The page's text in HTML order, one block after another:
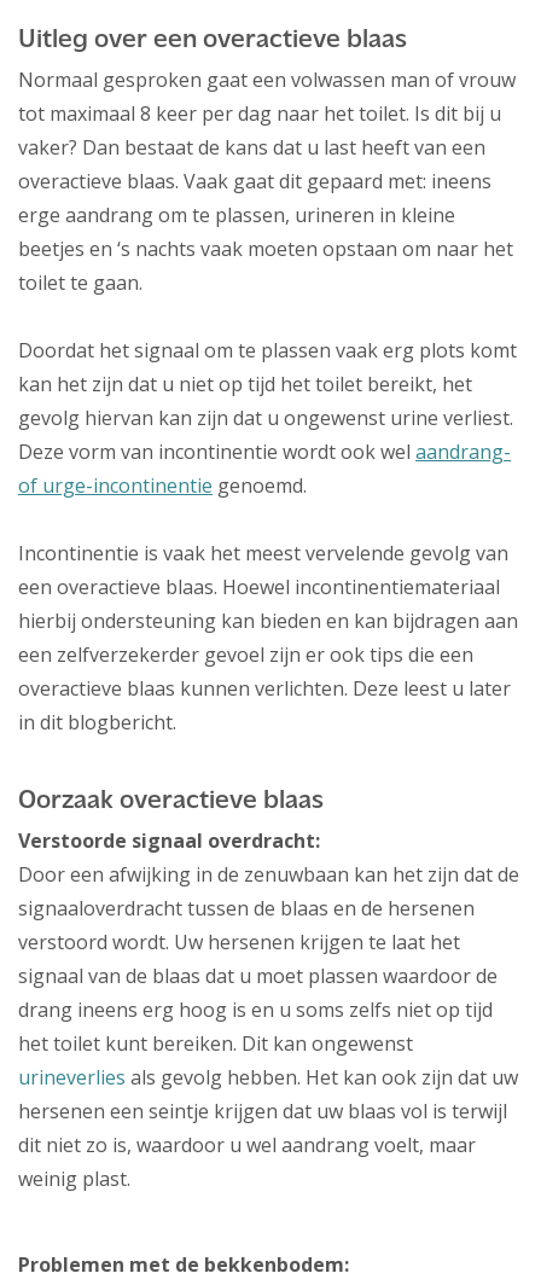
Uitleg over een overactieve blaas
Normaal gesproken gaat een volwassen man of vrouw
tot maximaal 8 keer per dag naar het toilet. Is dit bij u
vaker? Dan bestaat de kans dat u last heeft van een
overactieve blaas. Vaak gaat dit gepaard met: ineens
erge aandrang om te plassen, urineren in kleine
beetjes en ‘s nachts vaak moeten opstaan om naar het
toilet te gaan.
Doordat het signaal om te plassen vaak erg plots komt
kan het zijn dat u niet op tijd het toilet bereikt, het
gevolg hiervan kan zijn dat u ongewenst urine verliest.
Deze vorm van incontinentie wordt ook wel aandrang-
of urge-incontinentie genoemd.
Incontinentie is vaak het meest vervelende gevolg van
een overactieve blaas. Hoewel incontinentiemateriaal
hierbij ondersteuning kan bieden en kan bijdragen aan
een zelfverzekerder gevoel zijn er ook tips die een
overactieve blaas kunnen verlichten. Deze leest u later
in dit blogbericht.
Oorzaak overactieve blaas
Verstoorde signaal overdracht:
Door een afwijking in de zenuwbaan kan het zijn dat de
signaaloverdracht tussen de blaas en de hersenen
verstoord wordt. Uw hersenen krijgen te laat het
signaal van de blaas dat u moet plassen waardoor de
drang ineens erg hoog is en u soms zelfs niet op tijd
het toilet kunt bereiken. Dit kan ongewenst
urineverlies als gevolg hebben. Het kan ook zijn dat uw
hersenen een seintje krijgen dat uw blaas vol is terwijl
dit niet zo is, waardoor u wel aandrang voelt, maar
weinig plast.
Problemen met de bekkenbodem: